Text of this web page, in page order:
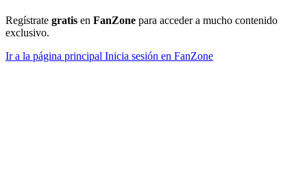
Regístrate gratis en FanZone para acceder a mucho contenido
exclusivo.
Ir a la página principal Inicia sesión en FanZone